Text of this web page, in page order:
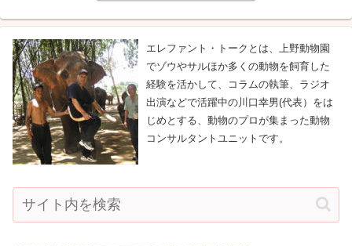
エレファント・トークとは、上野動物園
でゾウやサルほか多くの動物を飼育した
経験を活かして、コラムの執筆、ラジオ
出演などで活躍中の川口幸男(代表）をは
じめとする、動物のプロが集まった動物
コンサルタントユニットです。